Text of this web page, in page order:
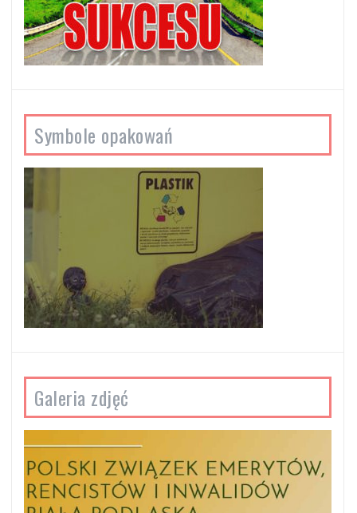
Symbole opakowań
Galeria zdjęć